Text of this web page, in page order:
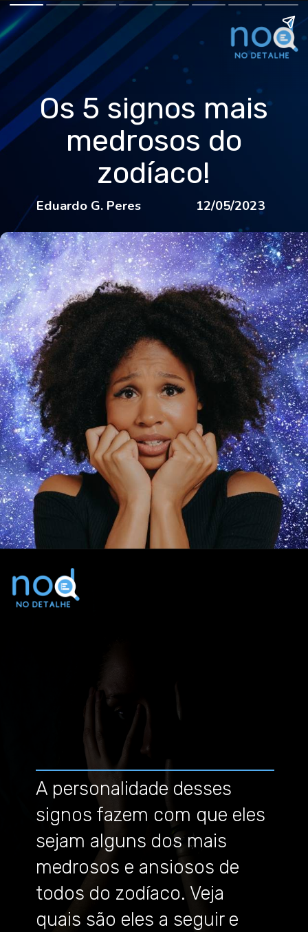
Os 5 signos mais
medrosos do
zodíaco!
Eduardo G. Peres 12/05/2023
A personalidade desses
signos fazem com que eles
sejam alguns dos mais
medrosos e ansiosos de
todos do zodíaco. Veja
quais são eles a seguir e